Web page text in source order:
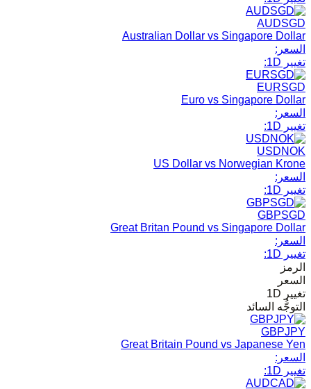
AUDSGD
Australian Dollar vs Singapore Dollar
السعر:
تغيير 1D:
EURSGD
Euro vs Singapore Dollar
السعر:
تغيير 1D:
USDNOK
US Dollar vs Norwegian Krone
السعر:
تغيير 1D:
GBPSGD
Great Britan Pound vs Singapore Dollar
السعر:
تغيير 1D:
الرمز
السعر
تغيير 1D
التوجُّه السائد
GBPJPY
Great Britain Pound vs Japanese Yen
السعر:
تغيير 1D: